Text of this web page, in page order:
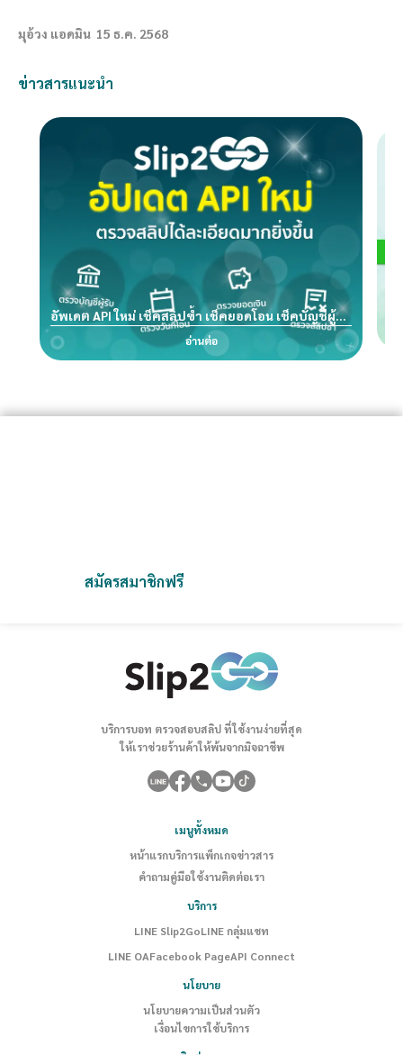
มุอ้วง แอดมิน 15 ธ.ค. 2568
ข่าวสารแนะนำ
อัพเดต API ใหม่ เช็คสลิปซ้ำ เช็คยอดโอน เช็คบัญชีผู้รับ
ตรวจสลิปปลอม เช็คสลิปปลอม ขอมาเราจัดให้ !!
อ่านต่อ
สมัครสมาชิกฟรี
บริการบอท ตรวจสอบสลิป ที่ใช้งานง่ายที่สุด
ให้เราช่วยร้านค้าให้พ้นจากมิจฉาชีพ
เมนูทั้งหมด
หน้าแรกบริการแพ็กเกจข่าวสาร
คำถามคู่มือใช้งานติดต่อเรา
บริการ
LINE Slip2GoLINE กลุ่มแชท
LINE OAFacebook PageAPI Connect
นโยบาย
นโยบายความเป็นส่วนตัว
เงื่อนไขการใช้บริการ